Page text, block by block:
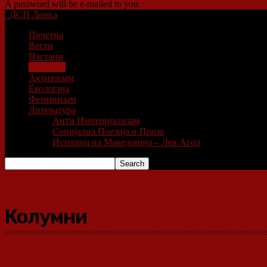
A password will be e-mailed to you.
ДСП Ленка
Почетна
Вести
Настани
Активизам
Екологија
Феминизам
Литература
Анти Империјализам
Социјална Поезија и Проза
Историја на Македонија – Лев Агол
Колумни